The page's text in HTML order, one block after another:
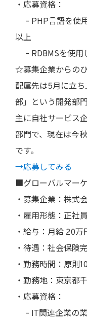
・応募資格：
– PHP言語を使
以上
– RDBMSを使用
☆募集企業からの
配属先は5月に立
部」という開発部
主に自社サービス
部門で、現在は今
です。
→応募してみる
■グローバルマー
・募集企業：株式
・雇用形態：正社員
・給与：月給 20万
・待遇：社会保険
・勤務時間：原則
・勤務地：東京都
・応募資格：
– IT関連企業の